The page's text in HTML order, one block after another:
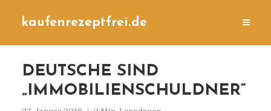
kaufenrezeptfrei.de
DEUTSCHE SIND
„IMMOBILIENSCHULDNER“